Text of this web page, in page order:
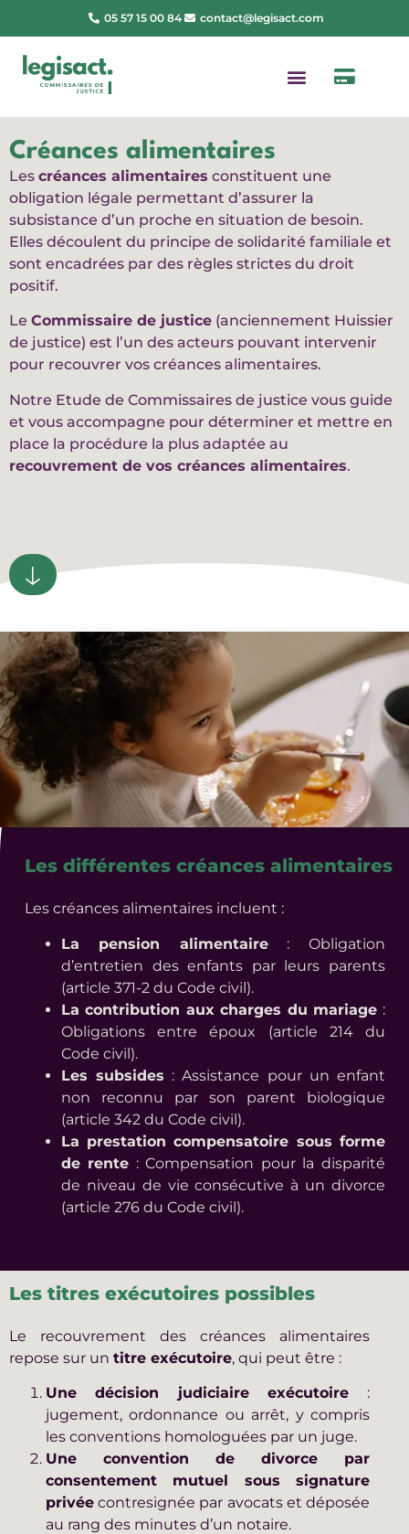
05 57 15 00 84 contact@legisact.com
Créances alimentaires
Les créances alimentaires constituent une
obligation légale permettant d’assurer la
subsistance d’un proche en situation de besoin.
Elles découlent du principe de solidarité familiale et
sont encadrées par des règles strictes du droit
positif.
Le Commissaire de justice (anciennement Huissier
de justice) est l’un des acteurs pouvant intervenir
pour recouvrer vos créances alimentaires.
Notre Etude de Commissaires de justice vous guide
et vous accompagne pour déterminer et mettre en
place la procédure la plus adaptée au
recouvrement de vos créances alimentaires.
Les différentes créances alimentaires
Les créances alimentaires incluent :
La pension alimentaire: Obligation
d’entretien des enfants par leurs parents
(article 371-2 du Code civil).
La contribution aux charges du mariage :
Obligations entre époux (article 214 du
Code civil).
Les subsides : Assistance pour un enfant
non reconnu par son parent biologique
(article 342 du Code civil).
La prestation compensatoire sous forme
de rente : Compensation pour la disparité
de niveau de vie consécutive à un divorce
(article 276 du Code civil).
Les titres exécutoires possibles
Le recouvrement des créances alimentaires
repose sur un titre exécutoire, qui peut être :
Une décision judiciaire exécutoire :
jugement, ordonnance ou arrêt, y compris
les conventions homologuées par un juge.
Une convention de divorce par
consentement mutuel sous signature
privée contresignée par avocats et déposée
au rang des minutes d’un notaire.